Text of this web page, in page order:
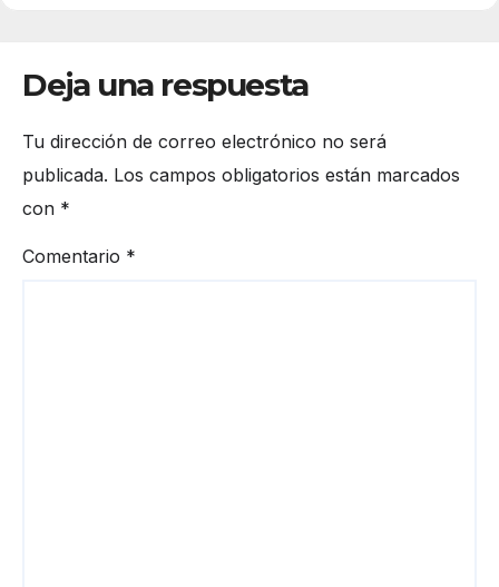
Deja una respuesta
Tu dirección de correo electrónico no será
publicada. Los campos obligatorios están marcados
con *
Comentario *